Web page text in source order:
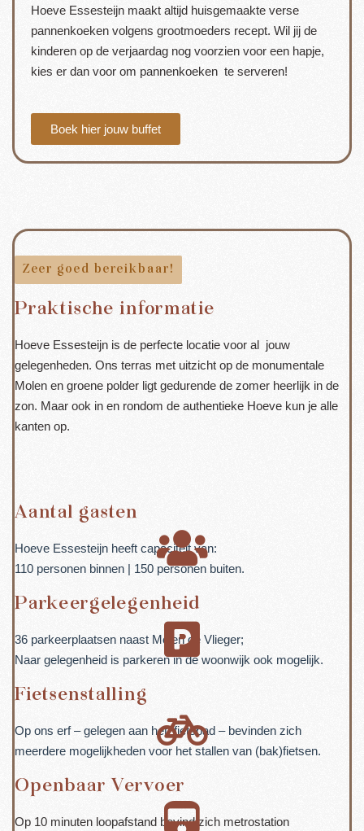
Hoeve Essesteijn maakt altijd huisgemaakte verse
pannenkoeken volgens grootmoeders recept. Wil jij de
kinderen op de verjaardag nog voorzien voor een hapje,
kies er dan voor om pannenkoeken te serveren!
Boek hier jouw buffet
Zeer goed bereikbaar!
Praktische informatie
Hoeve Essesteijn is de perfecte locatie voor al jouw
gelegenheden. Ons terras met uitzicht op de monumentale
Molen en groene polder ligt gedurende de zomer heerlijk in de
zon. Maar ook in en rondom de authentieke Hoeve kun je alle
kanten op.
Aantal gasten
Hoeve Essesteijn heeft capaciteit van:
110 personen binnen | 150 personen buiten.
Parkeergelegenheid
36 parkeerplaatsen naast Molen de Vlieger;
Naar gelegenheid is parkeren in de woonwijk ook mogelijk.
Fietsenstalling
Op ons erf – gelegen aan het fietspad – bevinden zich
meerdere mogelijkheden voor het stallen van (bak)fietsen.
Openbaar Vervoer
Op 10 minuten loopafstand bevind zich metrostation